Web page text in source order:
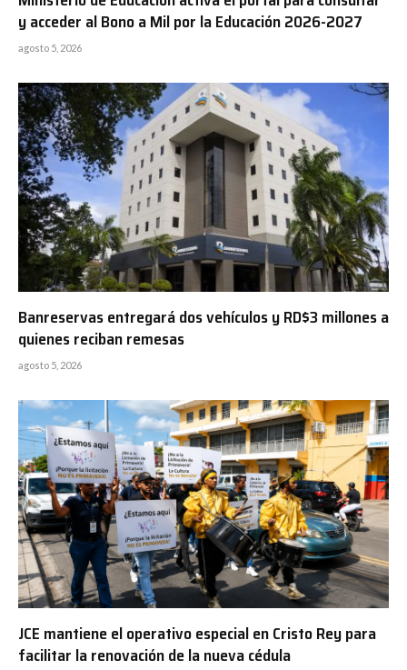
y acceder al Bono a Mil por la Educación 2026-2027
agosto 5, 2026
Banreservas entregará dos vehículos y RD$3 millones a
quienes reciban remesas
agosto 5, 2026
JCE mantiene el operativo especial en Cristo Rey para
facilitar la renovación de la nueva cédula